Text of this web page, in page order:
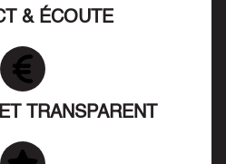
& ÉCOUTE
TRANSPARENT